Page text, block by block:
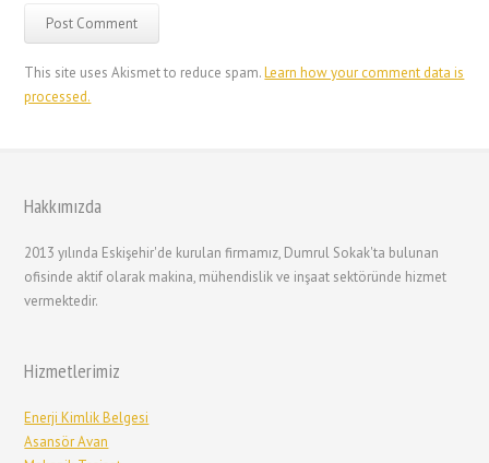
This site uses Akismet to reduce spam.Learn how your comment data is
processed.
Hakkımızda
2013 yılında Eskişehir'de kurulan firmamız, Dumrul Sokak'ta bulunan
ofisinde aktif olarak makina, mühendislik ve inşaat sektöründe hizmet
vermektedir.
Hizmetlerimiz
Enerji Kimlik Belgesi
Asansör Avan